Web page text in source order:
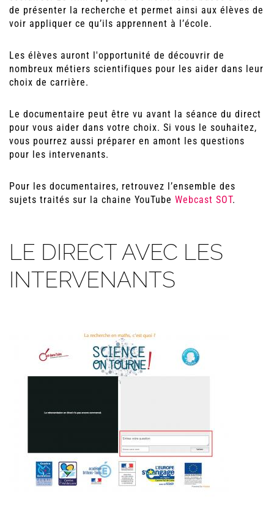
de présenter la recherche et permet ainsi aux élèves de
voir appliquer ce qu’ils apprennent à l’école.
Les élèves auront l'opportunité de découvrir de
nombreux métiers scientifiques pour les aider dans leur
choix de carrière.
Le documentaire peut être vu avant la séance du direct
pour vous aider dans votre choix. Si vous le souhaitez,
vous pourrez aussi préparer en amont les questions
pour les intervenants.
Pour les documentaires, retrouvez l’ensemble des
sujets traités sur la chaine YouTube Webcast SOT.
LE DIRECT AVEC LES
INTERVENANTS